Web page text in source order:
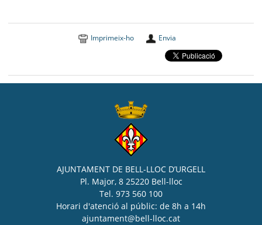
Imprimeix-ho Envia
AJUNTAMENT DE BELL-LLOC D’URGELL
Pl. Major, 8 25220 Bell-lloc
Tel. 973 560 100
Horari d'atenció al públic: de 8h a 14h
ajuntament@bell-lloc.cat